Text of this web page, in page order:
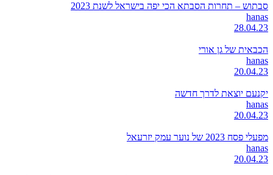
סבתוש – תחרות הסבתא הכי יפה בישראל לשנת 2023
hanas
28.04.23
הכבאית של גן אורי
hanas
20.04.23
יקנעם יוצאת לדרך חדשה
hanas
20.04.23
מפעלי פסח 2023 של נוער עמק יזרעאל
hanas
20.04.23